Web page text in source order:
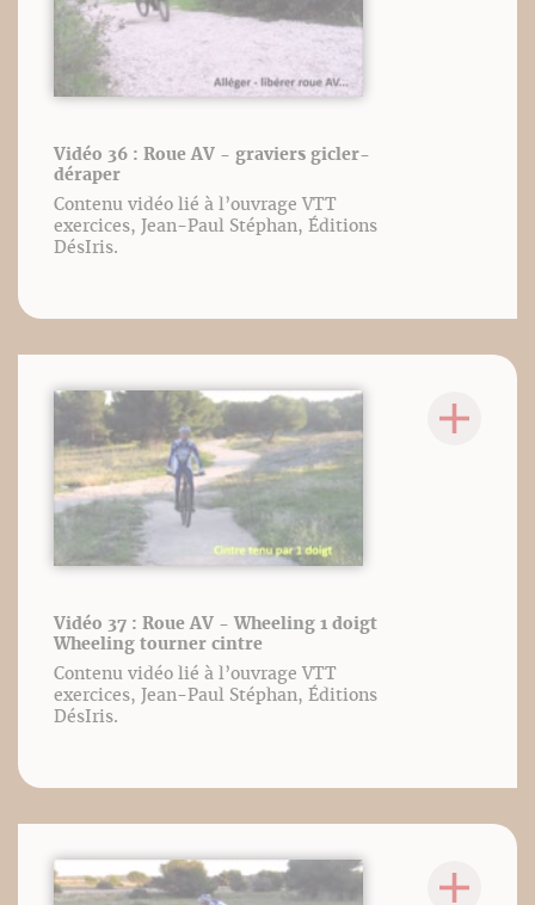
Vidéo 36 : Roue AV - graviers gicler-
déraper
Contenu vidéo lié à l’ouvrage VTT
exercices, Jean-Paul Stéphan, Éditions
DésIris.
Vidéo 37 : Roue AV - Wheeling 1 doigt
Wheeling tourner cintre
Contenu vidéo lié à l’ouvrage VTT
exercices, Jean-Paul Stéphan, Éditions
DésIris.